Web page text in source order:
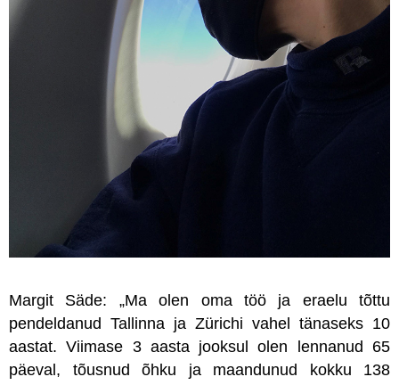
Margit Säde: „Ma olen oma töö ja eraelu tõttu
pendeldanud Tallinna ja Zürichi vahel tänaseks 10
aastat. Viimase 3 aasta jooksul olen lennanud 65
päeval, tõusnud õhku ja maandunud kokku 138